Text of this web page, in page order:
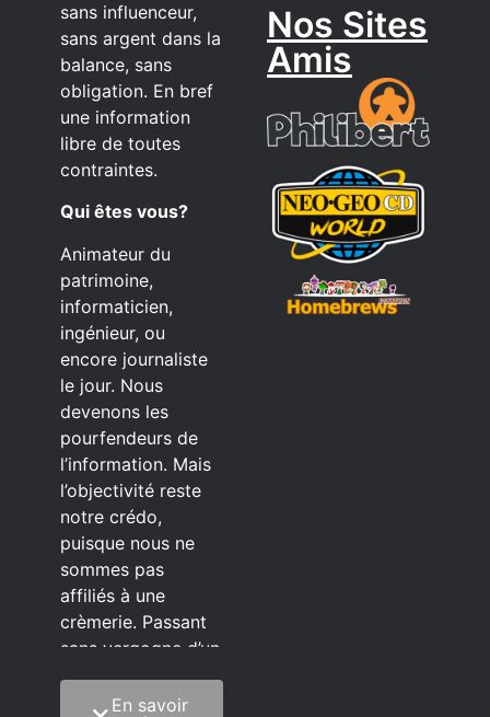
sans influenceur,
sans argent dans la
balance, sans
obligation. En bref
une information
libre de toutes
contraintes.
Qui êtes vous?
Animateur du
patrimoine,
informaticien,
ingénieur, ou
encore journaliste
le jour. Nous
devenons les
pourfendeurs de
l’information. Mais
l’objectivité reste
notre crédo,
puisque nous ne
sommes pas
affiliés à une
crèmerie. Passant
sans vergogne d’un
En savoir
Nos Sites
Amis